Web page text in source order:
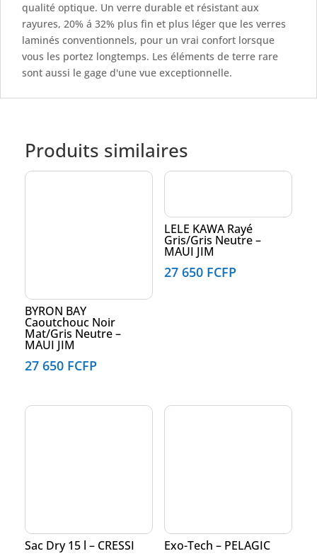
qualité optique. Un verre durable et résistant aux
rayures, 20% á 32% plus fin et plus léger que les verres
laminés conventionnels, pour un vrai confort lorsque
vous les portez longtemps. Les éléments de terre rare
sont aussi le gage d'une vue exceptionnelle.
Produits similaires
BYRON BAY
Caoutchouc Noir
Mat/Gris Neutre –
MAUI JIM
27 650 FCFP
LELE KAWA Rayé
Gris/Gris Neutre –
MAUI JIM
27 650 FCFP
Sac Dry 15 l – CRESSI Exo-Tech – PELAGIC